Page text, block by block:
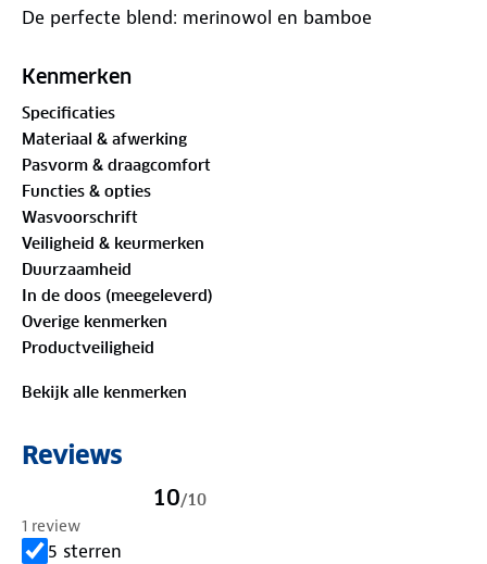
De perfecte blend: merinowol en bamboe
ontstaat een materiaal dat het beste van beide
Dit T-shirt is een ideale keuze voor actieve dagen,
onder je skipak of wielrenshirt of gewoon lekker
voor thuis. De materialen zorgen voor een
kledingstuk dat comfortabel en functioneel is, onder
alle omstandigheden.
Kenmerken
Specificaties
Materiaal & afwerking
Pasvorm & draagcomfort
Functies & opties
Wasvoorschrift
Veiligheid & keurmerken
Duurzaamheid
In de doos (meegeleverd)
Overige kenmerken
Productveiligheid
Bekijk alle kenmerken
Reviews
10/10
1 review
5 sterren